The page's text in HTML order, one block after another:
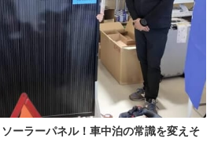
ーラーパネル！車中泊の常識を変えそ